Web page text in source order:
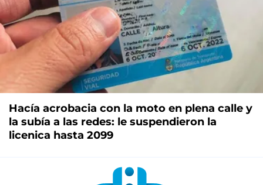
Hacía acrobacia con la moto en plena calle y
la subía a las redes: le suspendieron la
licenica hasta 2099